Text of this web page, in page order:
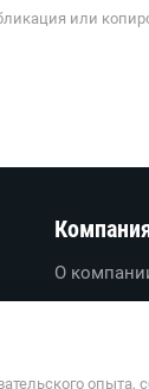
или
О
О проекте
Обратная
опыта,